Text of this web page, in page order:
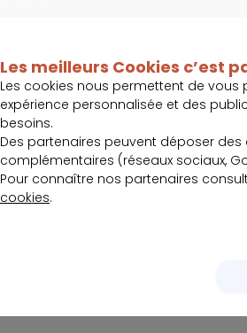
Un
Après une
du
la fin
risque de
certains
Les meilleurs Cookies c’est
Les cookies nous permettent de vous
expérience personnalisée et des
besoins.
Des partenaires peuvent déposer des
complémentaires (réseaux sociaux,
Pour connaître nos partenaires
cookies.